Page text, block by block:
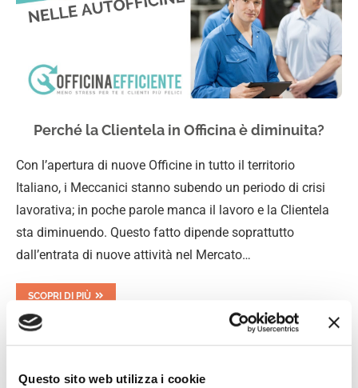
Questo sito web utilizza i cookie
Perché la Clientela in Officina è diminuita?
Con l’apertura di nuove Officine in tutto il territorio
Italiano, i Meccanici stanno subendo un periodo di crisi
lavorativa; in poche parole manca il lavoro e la Clientela
sta diminuendo. Questo fatto dipende soprattutto
dall’entrata di nuove attività nel Mercato…
SCOPRI DI PIÙ